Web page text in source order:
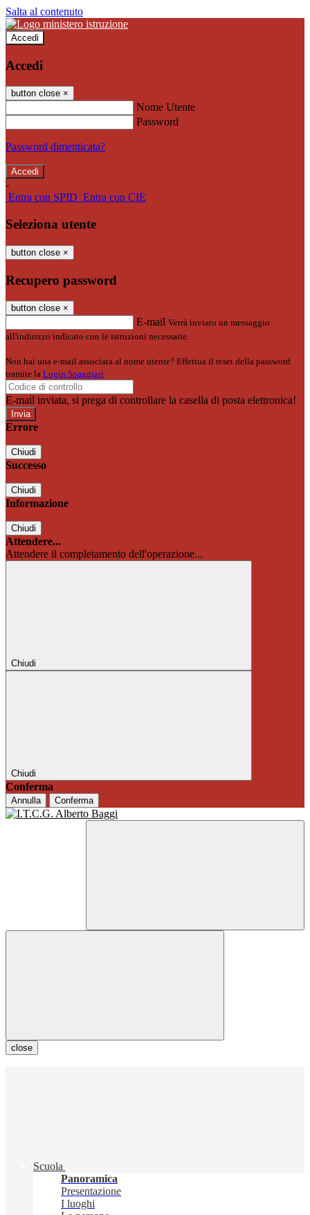
Salta al contenuto
Accedi
Accedi
button close ×
Nome Utente
Password
Password dimenticata?
-
Entra con SPID Entra con CIE
Seleziona utente
button close ×
Recupero password
button close ×
E-mail Verrà inviato un messaggio
all'indirizzo indicato con le istruzioni necessarie.
Non hai una e-mail associata al nome utente? Effettua il reset della password
tramite la Login Spaggiari
E-mail inviata, si prega di controllare la casella di posta elettronica!
Errore
Chiudi
Successo
Chiudi
Informazione
Chiudi
Attendere...
Attendere il completamento dell'operazione...
Chiudi
Chiudi
Conferma
Annulla Conferma
close
Scuola
Panoramica
Presentazione
I luoghi